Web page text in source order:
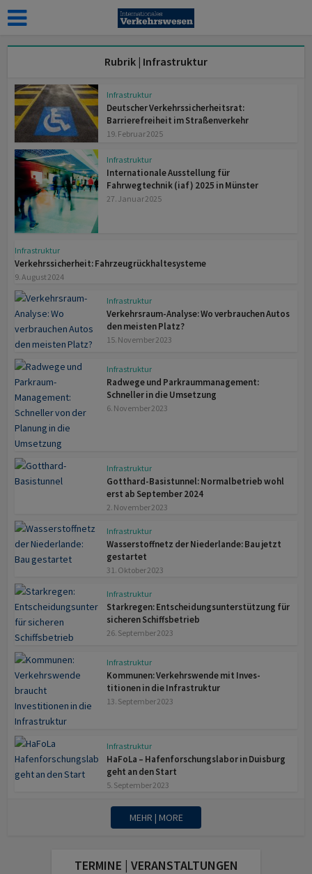
Rubrik | Infrastruktur
Infrastruktur
Deutscher Verkehrssicherheitsrat:
Barrierefreiheit im Straßenverkehr
19. Februar 2025
Infrastruktur
Internationale Ausstellung für
Fahrwegtechnik (iaf) 2025 in Münster
27. Januar 2025
Infrastruktur
Verkehrssicherheit: Fahrzeugrückhaltesysteme
9. August 2024
Infrastruktur
Verkehrsraum-Analyse: Wo ver­brauchen Autos
den meisten Platz?
15. November 2023
Infrastruktur
Radwege und Park­raum­manage­ment:
Schneller in die Umsetzung
6. November 2023
Infrastruktur
Gotthard-Basistunnel: Normal­betrieb wohl
erst ab September 2024
2. November 2023
Infrastruktur
Wasserstoffnetz der Niederlande: Bau jetzt
gestartet
31. Oktober 2023
Infrastruktur
Starkregen: Entscheidungs­unter­stützung für
sicheren Schiffs­betrieb
26. September 2023
Infrastruktur
Kommunen: Verkehrswende mit Inves­
titionen in die Infrastruktur
13. September 2023
Infrastruktur
HaFoLa – Hafenforschungslabor in Duisburg
geht an den Start
5. September 2023
MEHR | MORE
TERMINE | VERANSTALTUNGEN